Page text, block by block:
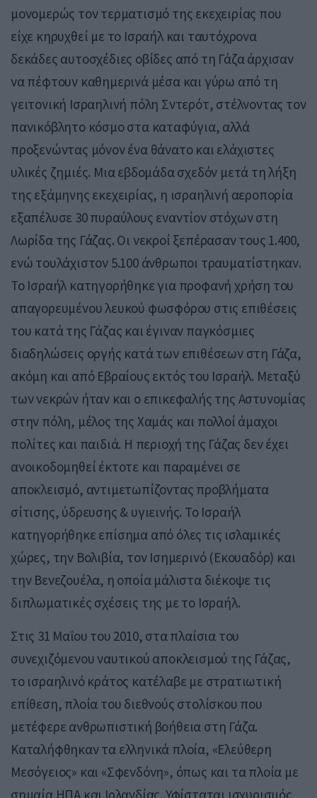
μονομερώς τον τερματισμό της εκεχειρίας που
είχε κηρυχθεί με το Ισραήλ και ταυτόχρονα
δεκάδες αυτοσχέδιες οβίδες από τη Γάζα άρχισαν
να πέφτουν καθημερινά μέσα και γύρω από τη
γειτονική Ισραηλινή πόλη Σντερότ, στέλνοντας τον
πανικόβλητο κόσμο στα καταφύγια, αλλά
προξενώντας μόνον ένα θάνατο και ελάχιστες
υλικές ζημιές. Μια εβδομάδα σχεδόν μετά τη λήξη
της εξάμηνης εκεχειρίας, η ισραηλινή αεροπορία
εξαπέλυσε 30 πυραύλους εναντίον στόχων στη
Λωρίδα της Γάζας. Οι νεκροί ξεπέρασαν τους 1.400,
ενώ τουλάχιστον 5.100 άνθρωποι τραυματίστηκαν.
Το Ισραήλ κατηγορήθηκε για προφανή χρήση του
απαγορευμένου λευκού φωσφόρου στις επιθέσεις
του κατά της Γάζας και έγιναν παγκόσμιες
διαδηλώσεις οργής κατά των επιθέσεων στη Γάζα,
ακόμη και από Εβραίους εκτός του Ισραήλ. Μεταξύ
των νεκρών ήταν και ο επικεφαλής της Αστυνομίας
στην πόλη, μέλος της Χαμάς και πολλοί άμαχοι
πολίτες και παιδιά. Η περιοχή της Γάζας δεν έχει
ανοικοδομηθεί έκτοτε και παραμένει σε
αποκλεισμό, αντιμετωπίζοντας προβλήματα
σίτισης, ύδρευσης & υγιεινής. Το Ισραήλ
κατηγορήθηκε επίσημα από όλες τις ισλαμικές
χώρες, την Βολιβία, τον Ισημερινό (Εκουαδόρ) και
την Βενεζουέλα, η οποία μάλιστα διέκοψε τις
διπλωματικές σχέσεις της με το Ισραήλ.
Στις 31 Μαΐου του 2010, στα πλαίσια του
συνεχιζόμενου ναυτικού αποκλεισμού της Γάζας,
το ισραηλινό κράτος κατέλαβε με στρατιωτική
επίθεση, πλοία του διεθνούς στολίσκου που
μετέφερε ανθρωπιστική βοήθεια στη Γάζα.
Καταλήφθηκαν τα ελληνικά πλοία, «Ελεύθερη
Μεσόγειος» και «Σφενδόνη», όπως και τα πλοία με
σημαία ΗΠΑ και Ιρλανδίας. Υφίσταται ισχυρισμός